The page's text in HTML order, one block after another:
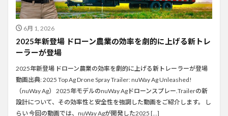
6月 1, 2026
2025年新登場 ドローン農業の効率を劇的に上げる新トレ
ーラーが登場
2025年新登場 ドローン農業の効率を劇的に上げる新トレーラーが登場
動画出典: 2025 Top Ag Drone Spray Trailer: nuWay Ag Unleashed!
（nuWay Ag） 2025年モデルのnuWay Agドローンスプレー.Trailerの新
設計について、その効率性と安全性を強調した動画をご紹介します。 し
らい 今回の動画では、nuWay Agが開発した2025 […]